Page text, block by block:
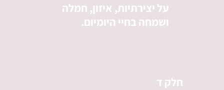
על יצירתיות, איזון, חמלה
ושמחה בחיי היומיום.
חלק ד